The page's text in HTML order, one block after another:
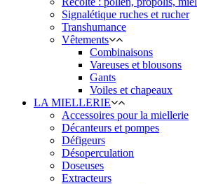
Signalétique ruches et rucher
Transhumance
Vêtements
Combinaisons
Vareuses et blousons
Gants
Voiles et chapeaux
LA MIELLERIE
Accessoires pour la miellerie
Décanteurs et pompes
Défigeurs
Désoperculation
Doseuses
Extracteurs